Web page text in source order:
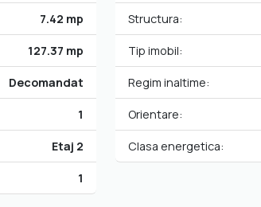
7.42 mp
127.37 mp
Decomandat
1
Etaj 2
1
Structura:
Tip imobil:
Regim inaltime:
Orientare:
Clasa energetica: